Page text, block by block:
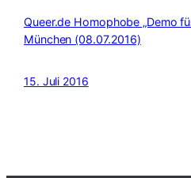
Queer.de Homophobe „Demo
München (08.07.2016)
15. Juli 2016